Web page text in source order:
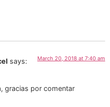
says: March 20, 2018 at 7:40 am
gracias por comentar